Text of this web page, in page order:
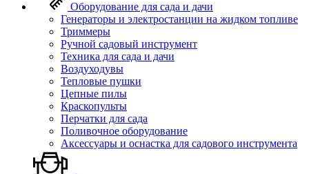
Оборудование для сада и дачи
Генераторы и электростанции на жидком топливе
Триммеры
Ручной садовый инструмент
Техника для сада и дачи
Воздуходувы
Тепловые пушки
Цепные пилы
Краскопульты
Перчатки для сада
Поливочное оборудование
Аксессуары и оснастка для садового инструмента